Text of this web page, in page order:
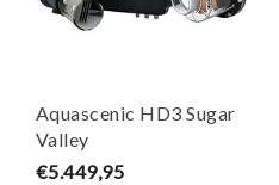
Aquascenic HD3 Sugar
Valley
€5.449,95